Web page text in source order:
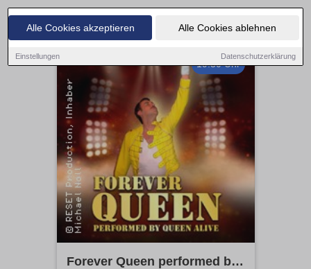
Alle Cookies akzeptieren Alle Cookies ablehnen
Einstellungen Datenschutzerklärung
19:30 Uhr
Forever Queen performed by